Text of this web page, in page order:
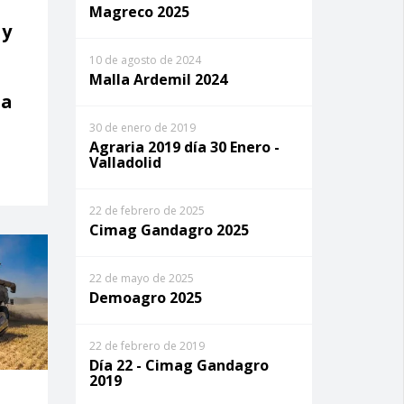
Magreco 2025
10 de agosto de 2024
Malla Ardemil 2024
30 de enero de 2019
Agraria 2019 día 30 Enero -
Valladolid
22 de febrero de 2025
Cimag Gandagro 2025
22 de mayo de 2025
Demoagro 2025
22 de febrero de 2019
Día 22 - Cimag Gandagro
2019